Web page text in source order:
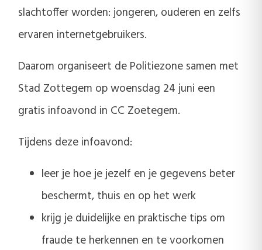
slachtoffer worden: jongeren, ouderen en zelfs
ervaren internetgebruikers.
Daarom organiseert de Politiezone samen met
Stad Zottegem op woensdag 24 juni een
gratis infoavond in CC Zoetegem.
Tijdens deze infoavond:
leer je hoe je jezelf en je gegevens beter
beschermt, thuis en op het werk
krijg je duidelijke en praktische tips om
fraude te herkennen en te voorkomen